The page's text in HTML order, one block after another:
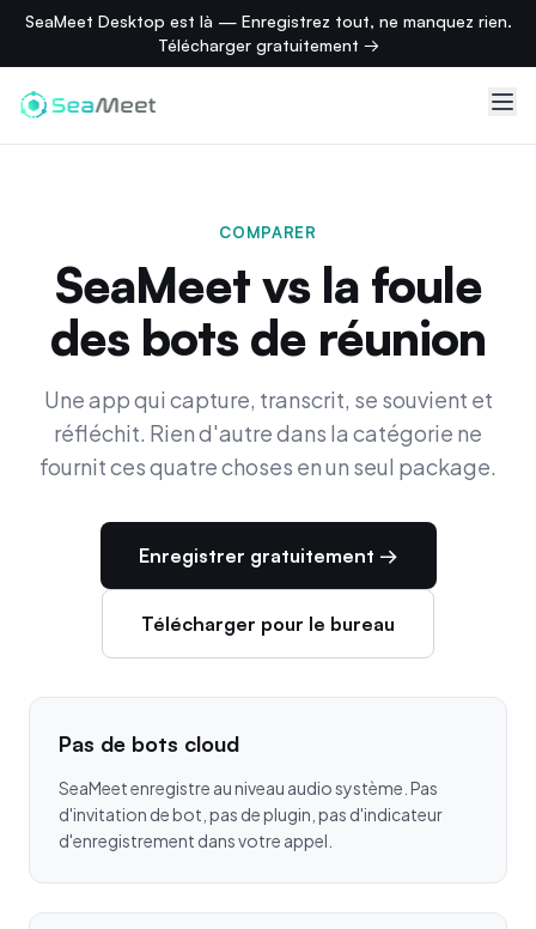
SeaMeet Desktop est là — Enregistrez tout, ne manquez rien.
Télécharger gratuitement →
COMPARER
SeaMeet vs la foule
des bots de réunion
Une app qui capture, transcrit, se souvient et
réfléchit. Rien d'autre dans la catégorie ne
fournit ces quatre choses en un seul package.
Enregistrer gratuitement →
Télécharger pour le bureau
Pas de bots cloud
SeaMeet enregistre au niveau audio système. Pas
d'invitation de bot, pas de plugin, pas d'indicateur
d'enregistrement dans votre appel.